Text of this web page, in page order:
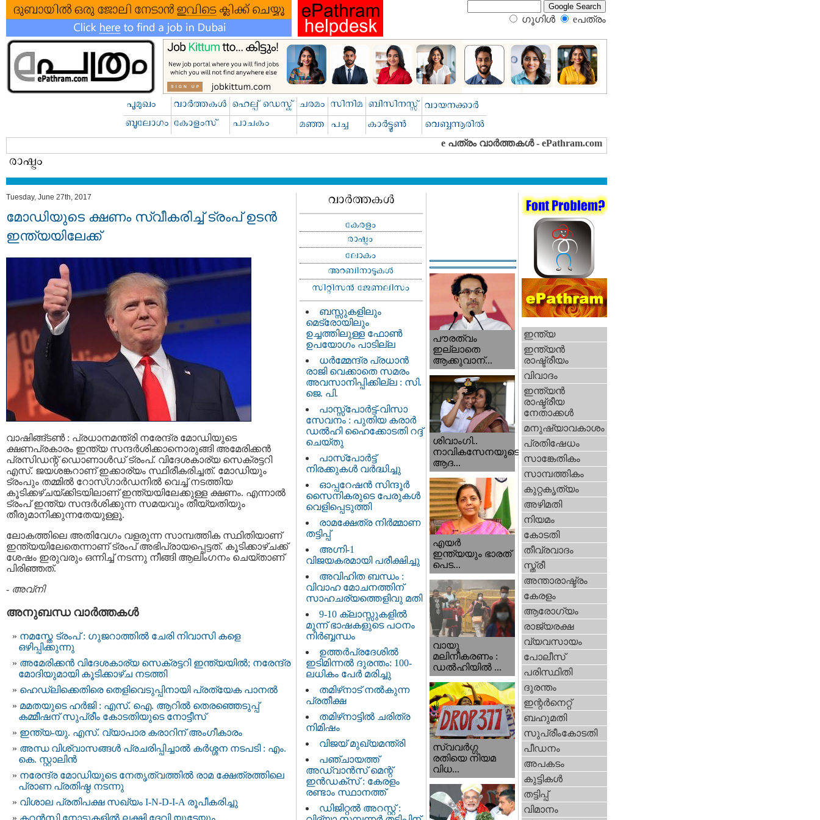
ഗൂഗിള്‍ eപത്രം‍
Tuesday, June 27th, 2017
മോഡിയുടെ ക്ഷണം സ്വീകരിച്ച് ട്രംപ് ഉടന്‍
ഇന്ത്യയിലേക്ക്
വാഷിങ്ങ്ടണ്‍ : പ്രധാനമന്ത്രി നരേന്ദ്ര മോഡിയുടെ
ക്ഷണപ്രകാരം ഇന്ത്യ സന്ദര്‍ശിക്കാനൊരുങ്ങി അമേരിക്കന്‍
പ്രസിഡന്റ് ഡൊണാള്‍ഡ് ട്രംപ്. വിദേശകാര്യ സെക്രട്ടറി
എസ്. ജയശങ്കറാണ് ഇക്കാര്യം സ്ഥിരീകരിച്ചത്. മോഡിയും
ട്രംപും തമ്മില്‍ റോസ്ഗാര്‍ഡനില്‍ വെച്ച് നടത്തിയ
കൂടിക്കഴ്ചയ്ക്കിടയിലാണ് ഇന്ത്യയിലേക്കുള്ള ക്ഷണം. എന്നാല്‍
ട്രംപ് ഇന്ത്യ സന്ദര്‍ശിക്കുന്ന സമയവും തീയ്യതിയും
തീരുമാനിക്കുന്നതേയുള്ളൂ.
ലോകത്തിലെ അതിവേഗം വളരുന്ന സാമ്പത്തിക സ്ഥിതിയാണ്
ഇന്ത്യയിലേതെന്നാണ് ട്രംപ് അഭിപ്രായപ്പെട്ടത്. കൂടിക്കാഴ്ചക്ക്
ശേഷം ഇരുവരും ഒന്നിച്ച് നടന്നു നീങ്ങി ആലിംഗനം ചെയ്താണ്
പിരിഞ്ഞത്.
- അവ്നി
അനുബന്ധ വാര്‍ത്തകള്‍
നമസ്തേ ട്രംപ് : ഗുജറാത്തില്‍ ചേരി നിവാസി കളെ
ഒഴിപ്പിക്കുന്നു
അമേരിക്കന്‍ വിദേശകാര്യ സെക്രട്ടറി ഇന്ത്യയില്‍; നരേന്ദ്ര
മോദിയുമായി കൂടിക്കാഴ്ച നടത്തി
ഹെഡ്‌ലിക്കെതിരെ തെളിവെടുപ്പിനായി പ്രത്യേക പാനല്‍
മമതയുടെ ഹർജി : എസ്. ഐ. ആറില്‍ തെരഞ്ഞെടുപ്പ്‌
കമ്മീഷന്‌ സുപ്രീം കോടതിയുടെ നോട്ടീസ്‌
ഇന്ത്യ-യു. എസ്. വ്യാപാര കരാറിന് അംഗീകാരം
അന്ധ വിശ്വാസങ്ങൾ പ്രചരിപ്പിച്ചാൽ കർശ്ശന നടപടി : എം.
കെ. സ്റ്റാലിൻ
നരേന്ദ്ര മോഡിയുടെ നേതൃത്വത്തില്‍ രാമ ക്ഷേത്രത്തിലെ
പ്രാണ പ്രതിഷ്ഠ നടന്നു
വിശാല പ്രതിപക്ഷ സഖ്യം I-N-D-I-A രൂപീകരിച്ചു
കറന്‍സി നോട്ടുകളില്‍ ലക്ഷ്മി ദേവി യുടേയും
ബസ്സുകളിലും
മെട്രോയിലും
ഉച്ചത്തിലുള്ള ഫോൺ
ഉപയോഗം പാടില്ല
ധര്‍മ്മേന്ദ്ര പ്രധാൻ
രാജി വെക്കാതെ സമരം
അവസാനിപ്പിക്കില്ല : സി.
ജെ. പി.
പാസ്സ്പോർട്ട്-വിസാ
സേവനം : പുതിയ കരാർ
ഡൽഹി ഹൈക്കോടതി റദ്ദ്
ചെയ്തു
പാസ്‌പോർട്ട്
നിരക്കുകൾ വർദ്ധിച്ചു
ഓപ്പറേഷൻ സിന്ദൂർ
സൈനികരുടെ പേരുകൾ
വെളിപ്പെടുത്തി
രാമക്ഷേത്ര നിർമ്മാണ
തട്ടിപ്പ്
അഗ്നി-1
വിജയകരമായി പരീക്ഷിച്ചു
അവിഹിത ബന്ധം :
വിവാഹ മോചനത്തിന്
സാഹചര്യത്തെളിവു മതി
9-10 ക്ലാസ്സുകളിൽ
മൂന്ന് ഭാഷകളുടെ പഠനം
നിർബ്ബന്ധം
ഉത്തർപ്രദേശിൽ
ഇടിമിന്നൽ ദുരന്തം: 100-
ലധികം പേർ മരിച്ചു
തമിഴ്‌നാട് നൽകുന്ന
പ്രതീക്ഷ
തമിഴ്‌നാട്ടില്‍ ചരിത്ര
നിമിഷം
വിജയ് മുഖ്യമന്ത്രി
പഞ്ചായത്ത്
അഡ്വാൻസ് മെന്റ്
ഇൻഡക്സ് : കേരളം
രണ്ടാം സ്ഥാനത്ത്
ഡിജിറ്റൽ അറസ്റ്റ് :
പൗരത്വം
ഇല്ലാതെ
ആക്കുവാന്...
ശിവാംഗി..
നാവികസേനയുടെ
ആദ...
എയര്‍
ഇന്ത്യയും ഭാരത്
പെട...
വായു
മലിനീകരണം :
ഡൽഹിയിൽ ...
സ്വവര്‍ഗ്ഗ
രതിയെ നിയമ
വിധ...
ഇന്ത്യ
ഇന്ത്യന്‍
രാഷ്ട്രീയം
വിവാദം
ഇന്ത്യന്‍
രാഷ്ട്രീയ
നേതാക്കള്‍
മനുഷ്യാവകാശം
പ്രതിഷേധം
സാങ്കേതികം
സാമ്പത്തികം
കുറ്റകൃത്യം
അഴിമതി
നിയമം
കോടതി
തീവ്രവാദം
സ്ത്രീ
അന്താരാഷ്ട്രം
കേരളം
ആരോഗ്യം
രാജ്യരക്ഷ
വ്യവസായം
പോലീസ്‌
പരിസ്ഥിതി
ദുരന്തം
ഇന്റര്‍നെറ്റ്‌
ബഹുമതി
സുപ്രീംകോടതി
പീഡനം
അപകടം
കുട്ടികള്‍
തട്ടിപ്പ്‌
വിമാനം